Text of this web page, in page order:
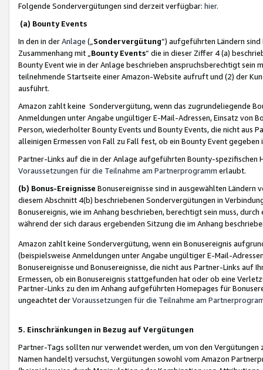
Folgende Sondervergütungen sind derzeit verfügbar: hier.
(a) Bounty Events
In den in derAnlage („ Sondervergütung“) aufgeführten Ländern
Zusammenhang mit „ Bounty Events“ die in dieser Ziffer 4 (a)
Bounty Event wie in der Anlage beschrieben anspruchsberechtigt sein
teilnehmende Startseite einer Amazon-Website aufruft und (2) der
ausführt.
Amazon zahlt keine Sondervergütung, wenn das zugrundeliegende
Anmeldungen unter Angabe ungültiger E-Mail-Adressen, Einsatz von
Person, wiederholter Bounty Events und Bounty Events, die nicht
alleinigen Ermessen von Fall zu Fall fest, ob ein Bounty Event
Partner-Links auf die in der Anlage aufgeführten Bounty-spezifischen
Voraussetzungen für die Teilnahme am Partnerprogramm erlaubt.
(b) Bonus-Ereignisse Bonusereignisse sind in ausgewählten Ländern
diesem Abschnitt 4(b) beschriebenen Sondervergütungen in
Bonusereignis, wie im Anhang beschrieben, berechtigt sein muss,
während der sich daraus ergebenden Sitzung die im Anhang
Amazon zahlt keine Sondervergütung, wenn ein Bonusereignis
(beispielsweise Anmeldungen unter Angabe ungültiger E-Mail-
Bonusereignisse und Bonusereignisse, die nicht aus Partner-Links auf
Ermessen, ob ein Bonusereignis stattgefunden hat oder ob eine
Partner-Links zu den im Anhang aufgeführten Homepages für
ungeachtet derVoraussetzungen für die Teilnahme am
5. Einschränkungen in Bezug auf Vergütungen
Partner-Tags sollten nur verwendet werden, um von den
Namen handelt) versuchst, Vergütungen sowohl vom Amazon